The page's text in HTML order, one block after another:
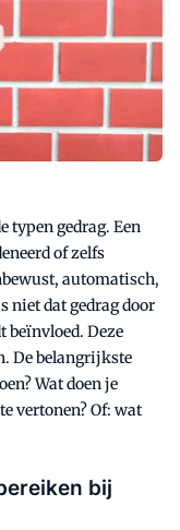
typen gedrag. Een
of zelfs
automatisch,
niet dat gedrag door
beïnvloed. Deze
De belangrijkste
Wat doen je
vertonen? Of: wat
bij